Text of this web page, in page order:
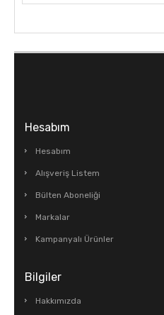
Hesabım
Hesabım
Alışveriş Listem
Bülten Aboneliği
Markalar
Kampanyalı Ürünler
Bilgiler
Hakkımızda